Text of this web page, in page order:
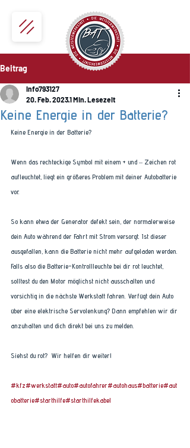
Beitrag
Keine Energie in der Batterie?
info793127
20. Feb. 20231 Min. Lesezeit
Keine Energie in der Batterie?
Wenn das rechteckige Symbol mit einem + und – Zeichen rot
aufleuchtet, liegt ein größeres Problem mit deiner Autobatterie
vor.
So kann etwa der Generator defekt sein, der normalerweise
dein Auto während der Fahrt mit Strom versorgt. Ist dieser
ausgefallen, kann die Batterie nicht mehr aufgeladen werden.
Falls also die Batterie-Kontrollleuchte bei dir rot leuchtet,
solltest du den Motor möglichst nicht ausschalten und
vorsichtig in die nächste Werkstatt fahren. Verfügt dein Auto
über eine elektrische Servolenkung? Dann empfehlen wir dir
anzuhalten und dich direkt bei uns zu melden.
Siehst du rot?  Wir helfen dir weiter!
#kfz#werkstatt#auto#autofahrer#autohaus#batterie#aut
obatterie#starthilfe#starthilfekabel